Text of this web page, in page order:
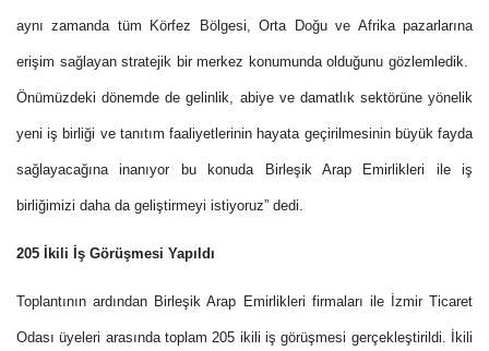
aynı zamanda tüm Körfez Bölgesi, Orta Doğu ve Afrika pazarlarına
erişim sağlayan stratejik bir merkez konumunda olduğunu gözlemledik.
Önümüzdeki dönemde de gelinlik, abiye ve damatlık sektörüne yönelik
yeni iş birliği ve tanıtım faaliyetlerinin hayata geçirilmesinin büyük fayda
sağlayacağına inanıyor bu konuda Birleşik Arap Emirlikleri ile iş
birliğimizi daha da geliştirmeyi istiyoruz” dedi.
205 İkili İş Görüşmesi Yapıldı
Toplantının ardından Birleşik Arap Emirlikleri firmaları ile İzmir Ticaret
Odası üyeleri arasında toplam 205 ikili iş görüşmesi gerçekleştirildi. İkili